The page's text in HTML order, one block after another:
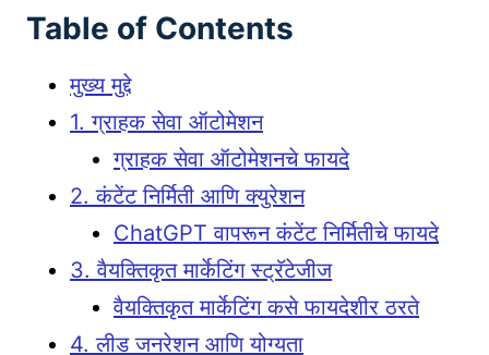
Table of Contents
मुख्य मुद्दे
1. ग्राहक सेवा ऑटोमेशन
ग्राहक सेवा ऑटोमेशनचे फायदे
2. कंटेंट निर्मिती आणि क्युरेशन
ChatGPT वापरून कंटेंट निर्मितीचे फायदे
3. वैयक्तिकृत मार्केटिंग स्ट्रॅटेजीज
वैयक्तिकृत मार्केटिंग कसे फायदेशीर ठरते
4. लीड जनरेशन आणि योग्यता